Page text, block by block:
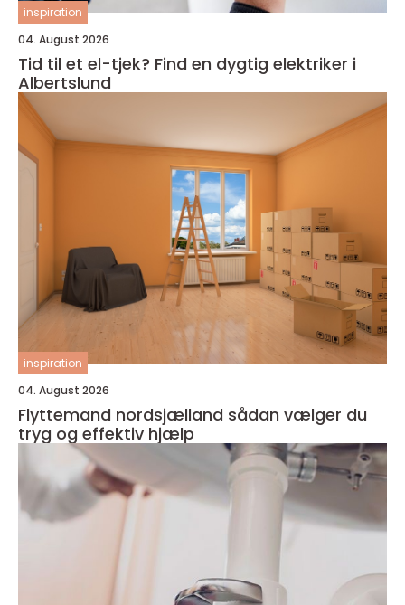
inspiration
04. August 2026
Tid til et el-tjek? Find en dygtig elektriker i
Albertslund
inspiration
04. August 2026
Flyttemand nordsjælland sådan vælger du
tryg og effektiv hjælp